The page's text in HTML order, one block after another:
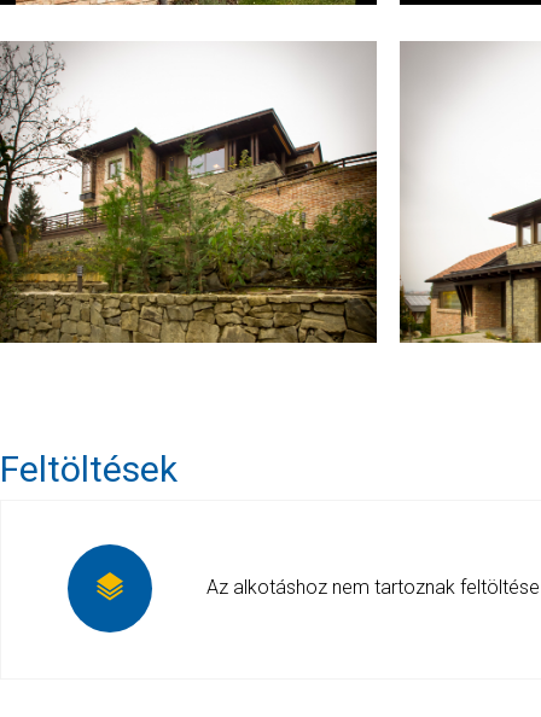
Feltöltések
Az alkotáshoz nem tartoznak